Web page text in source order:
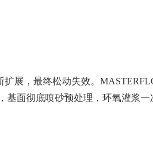
展，最终松动失效。
面彻底喷砂预处理，环氧灌浆